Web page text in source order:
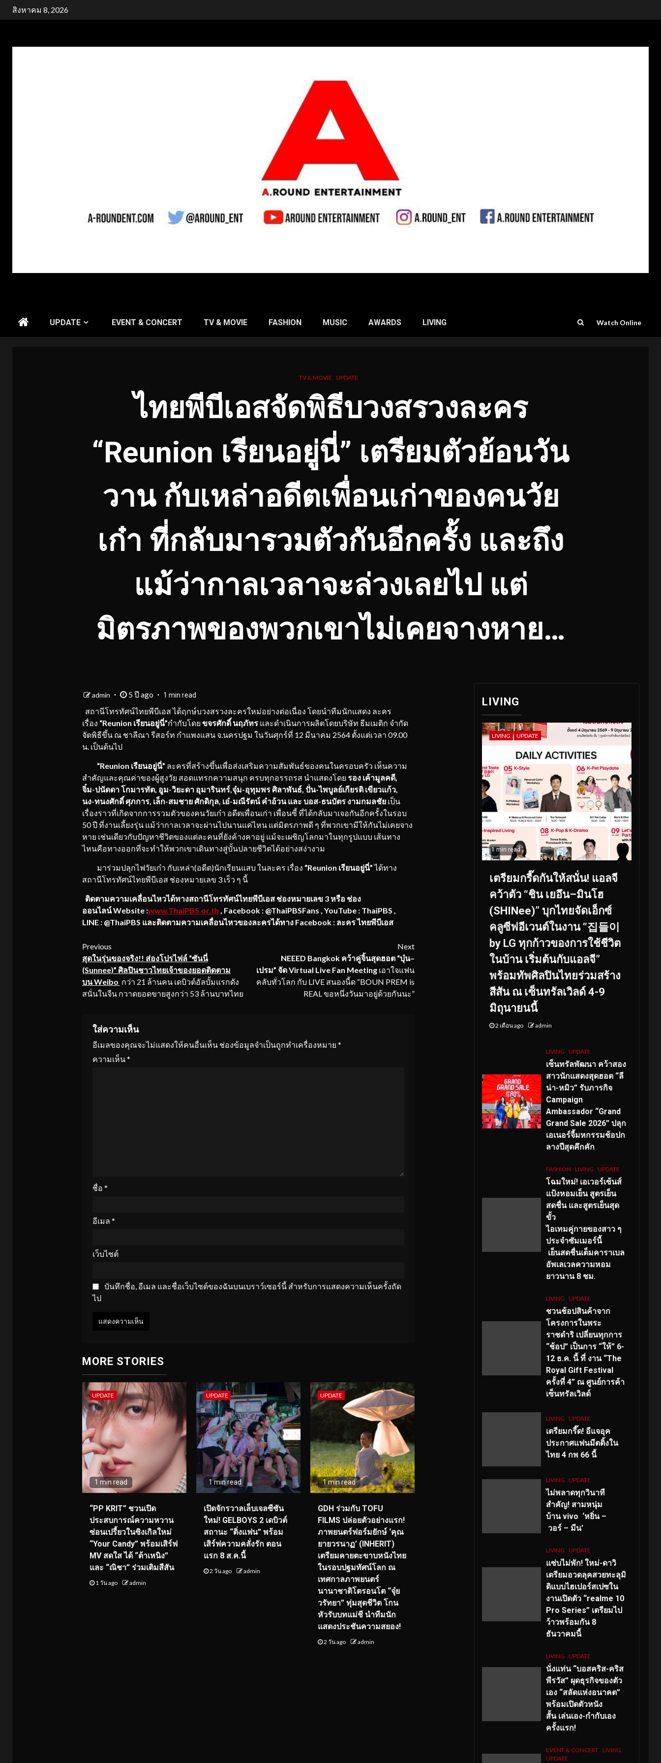
Skipสิงหาคม 8, 2026
UPDATE EVENT & CONCERT TV & MOVIE FASHION MUSIC AWARDS LIVING Watch Online
TV & MOVIE UPDATE
ไทยพีบีเอสจัดพิธีบวงสรวงละคร
“Reunion เรียนอยู่นี่” เตรียมตัวย้อนวัน
วาน กับเหล่าอดีตเพื่อนเก่าของคนวัย
เก๋า ที่กลับมารวมตัวกันอีกครั้ง และถึง
แม้ว่ากาลเวลาจะล่วงเลยไป แต่
มิตรภาพของพวกเขาไม่เคยจางหาย…
admin 5 ปี ago 1 min read
สถานีโทรทัศน์ไทยพีบีเอส ได้ฤกษ์บวงสรวงละครใหม่อย่างต่อเนื่อง โดยนำทีมนักแสดง ละคร
เรื่อง “Reunion เรียนอยู่นี่”กำกับโดย ขจรศักดิ์ นฤภัทรและดำเนินการผลิตโดยบริษัท ธีมเมติก จำกัด
จัดพิธีขึ้น ณ ชาลีณา รีสอร์ท กำแพงแสน จ.นครปฐม ในวันศุกร์ที่ 12 มีนาคม 2564 ตั้งแต่เวลา 09.00
น. เป็นต้นไป
“Reunion เรียนอยู่นี่” ละครที่สร้างขึ้นเพื่อส่งเสริมความสัมพันธ์ของคนในครอบครัว เห็นความ
สำคัญและคุณค่าของผู้สูงวัย สอดแทรกความสนุก ครบทุกอรรถรส นำแสดงโดย รอง เค้ามูลคดี,
จิ๋ม-ปนัดดา โกมารทัต, อูม-วิยะดา อุมารินทร์,จุ๋ม-อุทุมพร ศิลาพันธ์, ปั่น-ไพบูลย์เกียรติ เขียวแก้ว,
นง-ทนงศักดิ์ ศุภการ, เล็ก-สมชาย ศักดิกุล, เอ๋-มณีรัตน์ คําอ้วน และ บอส-ธนบัตร งามกมลชัยเป็น
เรื่องราวที่เกิดจากการรวมตัวของคนวัยเก๋า อดีตเพื่อนเก่า เพื่อนซี้ ที่ได้กลับมาเจอกันอีกครั้งในรอบ
50 ปี ที่งานเลี้ยงรุ่น แม้ว่ากาลเวลาจะผ่านไปนานแค่ไหน แต่มิตรภาพดี ๆ ที่พวกเขามีให้กันไม่เคยจาง
หาย เช่นเดียวกับปัญหาชีวิตของแต่ละคนที่ยังค้างคาอยู่ แม้จะเผชิญโลกมาในทุกรูปแบบ เส้นทาง
ไหนคือทางออกที่จะทำให้พวกเขาเดินทางสู่บั้นปลายชีวิตได้อย่างสง่างาม
มาร่วมปลุกไฟวัยเก๋า กับเหล่า(อดีต)นักเรียนแสบ ในละคร เรื่อง “Reunion เรียนอยู่นี่”ได้ทาง
สถานีโทรทัศน์ไทยพีบีเอส ช่องหมายเลข 3 เร็ว ๆ นี้
ติดตามความเคลื่อนไหวได้ทางสถานีโทรทัศน์ไทยพีบีเอส ช่องหมายเลข 3 หรือ ช่อง
ออนไลน์ Website :www.ThaiPBS.or.th , Facebook : @ThaiPBSFans , YouTube : ThaiPBS ,
LINE : @ThaiPBS และติดตามความเคลื่อนไหวของละครได้ทาง Facebook : ละคร ไทยพีบีเอส
Continue
Reading
Previous
สุดในรุ่นของจริง!! ส่องโปรไฟล์ “ซันนี่
(Sunnee)” ศิลปินชาวไทยเจ้าของยอดติดตาม
บน Weibo กว่า 21 ล้านคน เดบิวต์อัลบั้มแรกดัง
สนั่นในจีน กวาดยอดขายสูงกว่า 53 ล้านบาทไทย
Next
NEEED Bangkok คว้าคู่จิ้นสุดฮอต “บุ๋น–
เปรม” จัดVirtual Live Fan Meetingเอาใจแฟน
คลับทั่วโลก กับ LIVE สนองนี้ด “BOUN PREM is
REAL ขอหนึ่งวันมาอยู่ด้วยกันนะ”
ใส่ความเห็น
อีเมลของคุณจะไม่แสดงให้คนอื่นเห็น ช่องข้อมูลจำเป็นถูกทำเครื่องหมาย *
ความเห็น*
ชื่อ *
อีเมล *
เว็บไซต์
บันทึกชื่อ, อีเมล และชื่อเว็บไซต์ของฉันบนเบราว์เซอร์นี้ สำหรับการแสดงความเห็นครั้งถัด
ไป
MORE STORIES
UPDATE
1 min read
“PP KRIT” ชวนเปิด
ประสบการณ์ความหวาน
ซ่อนเปรี้ยวในซิงเกิลใหม่
“Your Candy” พร้อมเสิร์ฟ
MV สดใส ได้ “ต้าเหนิง”
และ “ณิชา” ร่วมเติมสีสัน
1 วัน ago admin
UPDATE
1 min read
เปิดจักรวาลเล็บเจลซีซัน
ใหม่! GELBOYS 2 เดบิวต์
สถานะ “ติ่งแฟน” พร้อม
เสิร์ฟความคลั่งรัก ตอน
แรก 8 ส.ค.นี้
2 วัน ago admin
UPDATE
1 min read
GDH ร่วมกับ TOFU
FILMS ปล่อยตัวอย่างแรก!
ภาพยนตร์ฟอร์มยักษ์ ‘คุณ
ยายวรนาฏ’ (INHERIT)
เตรียมคายตะขาบหนังไทย
ในรอบปฐมทัศน์โลก ณ
เทศกาลภาพยนตร์
นานาชาติโตรอนโต “จุ๋ย
วรัทยา” ทุ่มสุดชีวิต โกน
หัวรับบทแม่ชี นำทีมนัก
แสดงประชันความสยอง!
2 วัน ago admin
LIVING
LIVING UPDATE
1 min read
เตรียมกรี๊ดกันให้สนั่น! แอลจี
คว้าตัว “ชิน เยอึน–มินโฮ
(SHINee)” บุกไทยจัดเอ็กซ์
คลูซีฟอีเวนต์ในงาน “집들이
by LG ทุกก้าวของการใช้ชีวิต
ในบ้าน เริ่มต้นกับแอลจี”
พร้อมทัพศิลปินไทยร่วมสร้าง
สีสัน ณ เซ็นทรัลเวิลด์ 4-9
มิถุนายนนี้
2 เดือน ago admin
LIVING UPDATE
เซ็นทรัลพัฒนา คว้าสอง
สาวนักแสดงสุดฮอต “ลี
น่า-หมิว” รับภารกิจ
Campaign
Ambassador “Grand
Grand Sale 2026” ปลุก
เอเนอร์จี้มหกรรมช้อปก
ลางปีสุดคึกคัก
FASHION LIVING UPDATE
โฉมใหม่! เอเวอร์เซ้นส์
แป้งหอมเย็น สูตรเย็น
สดชื่น และสูตรเย็นสุด
ขั้ว
ไอเทมคู่กายของสาว ๆ
ประจำซัมเมอร์นี้
เย็นสดชื่นเต็มคาราเบล
อัพเลเวลความหอม
ยาวนาน 8 ชม.
LIVING UPDATE
ชวนช้อปสินค้าจาก
โครงการในพระ
ราชดำริ เปลี่ยนทุกการ
“ช้อป” เป็นการ “ให้” 6-
12 ธ.ค. นี้ ที่ งาน “The
Royal Gift Festival
ครั้งที่ 4” ณ ศูนย์การค้า
เซ็นทรัลเวิลด์
LIVING UPDATE
เตรียมกรี๊ด! อีแจอุค
ประกาศแฟนมีตติ้งใน
ไทย 4 กพ 66 นี้
LIVING UPDATE
ไม่พลาดทุกวินาที
สำคัญ! สามหนุ่ม
บ้าน vivo ‘หยิ่น –
วอร์ – มีน’
LIVING UPDATE
แซ่บไม่พัก! ใหม่-ดาวิ
เตรียมอวดลุคสวยทะลุมิ
ติแบบไฮเปอร์สเปซใน
งานเปิดตัว “realme 10
Pro Series” เตรียมไป
ว้าวพร้อมกัน 8
ธันวาคมนี้
LIVING UPDATE
นั่งแท่น “บอสคริส-คริส
พีรวัส” ผุดธุรกิจของตัว
เอง “สลัดแห่งอนาคต”
พร้อมเปิดตัวหนัง
สั้น เล่นเอง-กำกับเอง
ครั้งแรก!
EVENT & CONCERT LIVING
UPDATE